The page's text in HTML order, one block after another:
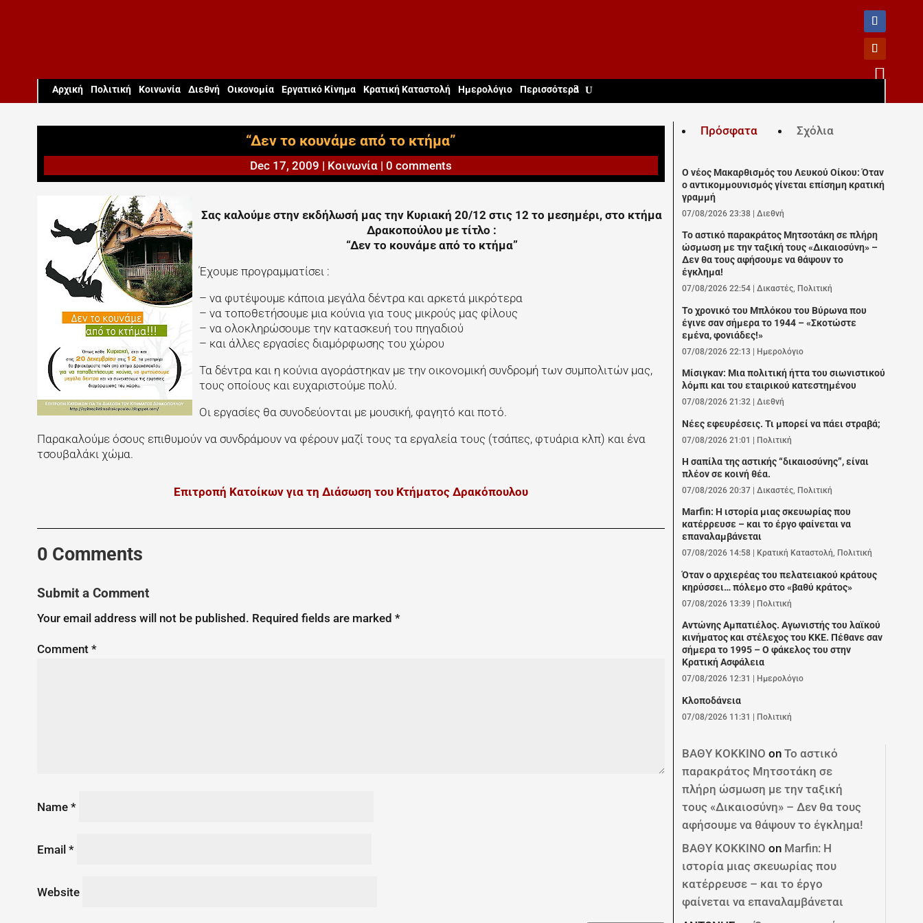

Aρχική Πολιτική Κοινωνία Διεθνή Οικονομία Εργατικό Κίνημα Κρατική Καταστολή Ημερολόγιο Περισσότερα
“Δεν το κουνάμε από το κτήμα”
Dec 17, 2009 | Κοινωνία| 0 comments
Σας καλούμε στην εκδήλωσή μας την Κυριακή 20/12 στις 12 το μεσημέρι, στο κτήμα
Δρακοπούλου με τίτλο :
“Δεν το κουνάμε από το κτήμα”
Έχουμε προγραμματίσει :
– να φυτέψουμε κάποια μεγάλα δέντρα και αρκετά μικρότερα
– να τοποθετήσουμε μια κούνια για τους μικρούς μας φίλους
– να ολοκληρώσουμε την κατασκευή του πηγαδιού
– και άλλες εργασίες διαμόρφωσης του χώρου
Τα δέντρα και η κούνια αγοράστηκαν με την οικονομική συνδρομή των συμπολιτών μας,
τους οποίους και ευχαριστούμε πολύ.
Οι εργασίες θα συνοδεύονται με μουσική, φαγητό και ποτό.
Παρακαλούμε όσους επιθυμούν να συνδράμουν να φέρουν μαζί τους τα εργαλεία τους (τσάπες, φτυάρια κλπ) και ένα
τσουβαλάκι χώμα.
Επιτροπή Κατοίκων για τη Διάσωση του Κτήματος Δρακόπουλου
0 Comments
Submit a Comment
Your email address will not be published. Required fields are marked *
Comment *
Name *
Email *
Website
Πρόσφατα Σχόλια
Ο νέος Μακαρθισμός του Λευκού Οίκου: Όταν
ο αντικομμουνισμός γίνεται επίσημη κρατική
γραμμή
07/08/2026 23:38 |Διεθνή
Το αστικό παρακράτος Μητσοτάκη σε πλήρη
ώσμωση με την ταξική τους «Δικαιοσύνη» –
Δεν θα τους αφήσουμε να θάψουν το
έγκλημα!
07/08/2026 22:54 |Δικαστές, Πολιτική
Το χρονικό του Μπλόκου του Βύρωνα που
έγινε σαν σήμερα το 1944 – «Σκοτώστε
εμένα, φονιάδες!»
07/08/2026 22:13 | Ημερολόγιο
Μίσιγκαν: Μια πολιτική ήττα του σιωνιστικού
λόμπι και του εταιρικού κατεστημένου
07/08/2026 21:32 |Διεθνή
Νέες εφευρέσεις. Τι μπορεί να πάει στραβά;
07/08/2026 21:01 | Πολιτική
Η σαπίλα της αστικής “δικαιοσύνης”, είναι
πλέον σε κοινή θέα.
07/08/2026 20:37 |Δικαστές, Πολιτική
Marfin: Η ιστορία μιας σκευωρίας που
κατέρρευσε – και το έργο φαίνεται να
επαναλαμβάνεται
07/08/2026 14:58 Κρατική Καταστολή, Πολιτική
Όταν ο αρχιερέας του πελατειακού κράτους
κηρύσσει… πόλεμο στο «βαθύ κράτος»
07/08/2026 13:39 | Πολιτική
Αντώνης Αμπατιέλος. Αγωνιστής του λαϊκού
κινήματος και στέλεχος του ΚΚΕ. Πέθανε σαν
σήμερα το 1995 – Ο φάκελος του στην
Κρατική Ασφάλεια
07/08/2026 12:31 Ημερολόγιο
Κλοποδάνεια
07/08/2026 11:31 | Πολιτική
ΒΑΘΥ ΚΟΚΚΙΝΟ onΤο αστικό
παρακράτος Μητσοτάκη σε
πλήρη ώσμωση με την ταξική
τους «Δικαιοσύνη» – Δεν θα τους
αφήσουμε να θάψουν το έγκλημα!
ΒΑΘΥ ΚΟΚΚΙΝΟ on Marfin: Η
ιστορία μιας σκευωρίας που
κατέρρευσε – και το έργο
φαίνεται να επαναλαμβάνεται